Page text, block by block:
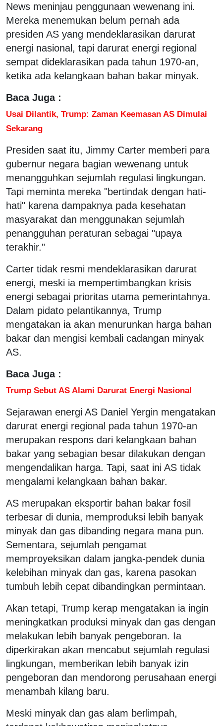
News meninjau penggunaan wewenang ini.
Mereka menemukan belum pernah ada
presiden AS yang mendeklarasikan darurat
energi nasional, tapi darurat energi regional
sempat dideklarasikan pada tahun 1970-an,
ketika ada kelangkaan bahan bakar minyak.
Baca Juga :
Usai Dilantik, Trump: Zaman Keemasan AS Dimulai
Sekarang
Presiden saat itu, Jimmy Carter memberi para
gubernur negara bagian wewenang untuk
menangguhkan sejumlah regulasi lingkungan.
Tapi meminta mereka "bertindak dengan hati-
hati" karena dampaknya pada kesehatan
masyarakat dan menggunakan sejumlah
penangguhan peraturan sebagai "upaya
terakhir."
Carter tidak resmi mendeklarasikan darurat
energi, meski ia mempertimbangkan krisis
energi sebagai prioritas utama pemerintahnya.
Dalam pidato pelantikannya, Trump
mengatakan ia akan menurunkan harga bahan
bakar dan mengisi kembali cadangan minyak
AS.
Baca Juga :
Trump Sebut AS Alami Darurat Energi Nasional
Sejarawan energi AS Daniel Yergin mengatakan
darurat energi regional pada tahun 1970-an
merupakan respons dari kelangkaan bahan
bakar yang sebagian besar dilakukan dengan
mengendalikan harga. Tapi, saat ini AS tidak
mengalami kelangkaan bahan bakar.
AS merupakan eksportir bahan bakar fosil
terbesar di dunia, memproduksi lebih banyak
minyak dan gas dibanding negara mana pun.
Sementara, sejumlah pengamat
memproyeksikan dalam jangka-pendek dunia
kelebihan minyak dan gas, karena pasokan
tumbuh lebih cepat dibandingkan permintaan.
Akan tetapi, Trump kerap mengatakan ia ingin
meningkatkan produksi minyak dan gas dengan
melakukan lebih banyak pengeboran. Ia
diperkirakan akan mencabut sejumlah regulasi
lingkungan, memberikan lebih banyak izin
pengeboran dan mendorong perusahaan energi
menambah kilang baru.
Meski minyak dan gas alam berlimpah,